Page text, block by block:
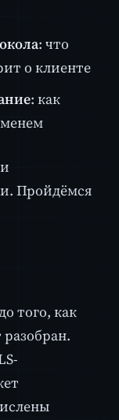
: что
о клиенте
: как
Пройдёмся
того, как